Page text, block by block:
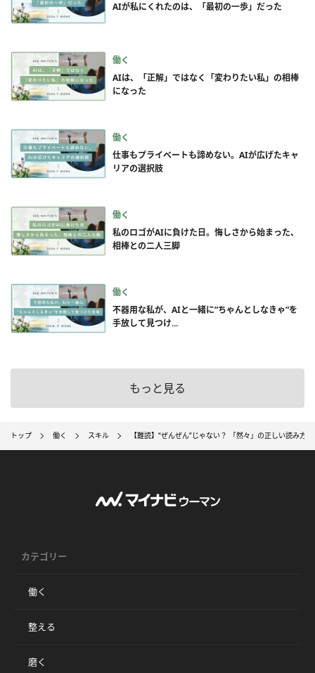
AIが私にくれたのは、「最初の一歩」だった
働く
AIは、「正解」ではなく「変わりたい私」の相棒
になった
働く
仕事もプライベートも諦めない。AIが広げたキャ
リアの選択肢
働く
私のロゴがAIに負けた日。悔しさから始まった、
相棒との二人三脚
働く
不器用な私が、AIと一緒に”ちゃんとしなきゃ”を
手放して見つけ...
もっと見る
トップ 働く スキル 【難読】“ぜんぜん”じゃない？ 「然々」の正しい読み方
カテゴリー
働く
整える
磨く